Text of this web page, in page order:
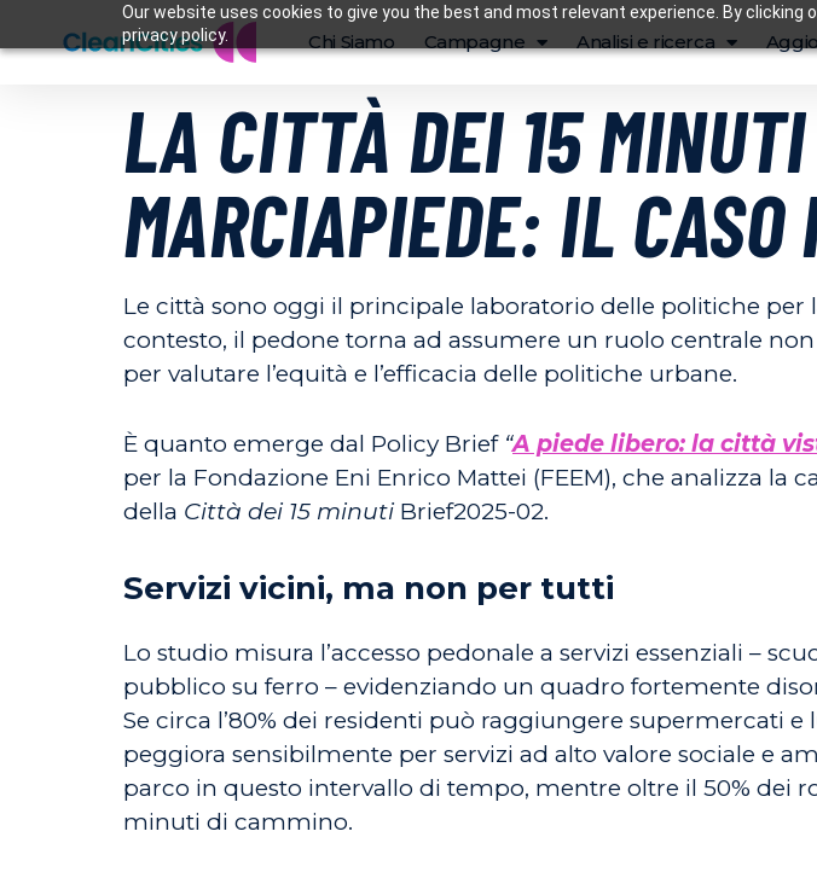
Our website uses cookies to give you the best and most relevant experience. By
privacy policy.
Chi Siamo Campagne Analisi e ricerca
LA CITTÀ DEI 15
MARCIAPIEDE: IL CASO
Le città sono oggi il principale laboratorio delle politiche per
contesto, il pedone torna ad assumere un ruolo centrale
per valutare l’equità e l’efficacia delle politiche urbane.
È quanto emerge dal Policy Brief “A piede libero: la città
per la Fondazione Eni Enrico Mattei (FEEM), che analizza
della Città dei 15 minuti Brief2025-02.
Servizi vicini, ma non per tutti
Lo studio misura l’accesso pedonale a servizi essenziali –
pubblico su ferro – evidenziando un quadro fortemente
Se circa l’80% dei residenti può raggiungere supermercati
peggiora sensibilmente per servizi ad alto valore sociale e
parco in questo intervallo di tempo, mentre oltre il 50% dei
minuti di cammino.